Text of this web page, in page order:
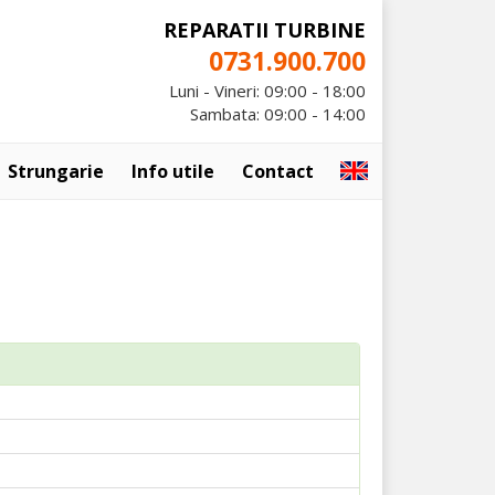
REPARATII TURBINE
0731.900.700
Luni - Vineri: 09:00 - 18:00
Sambata: 09:00 - 14:00
Strungarie Info utile Contact